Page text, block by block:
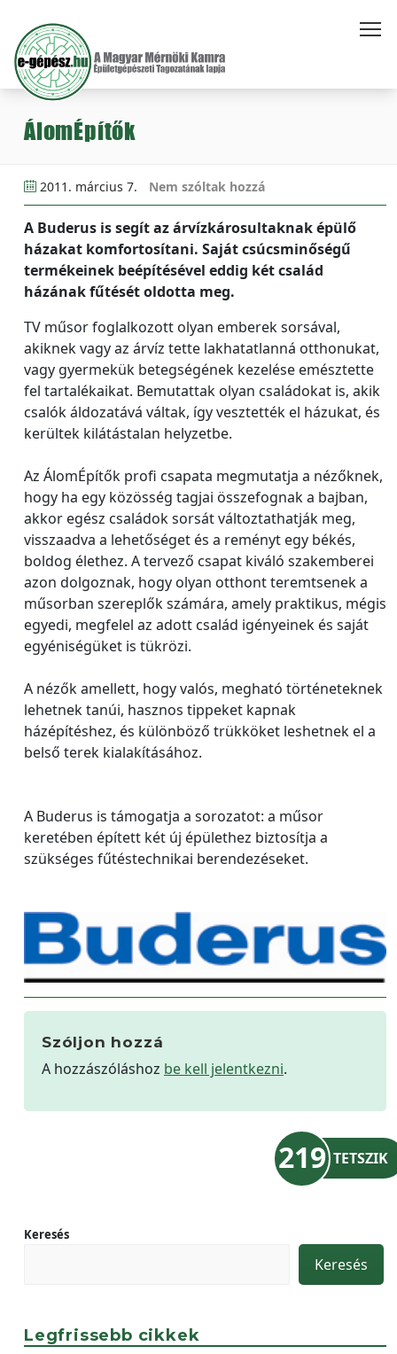
ÁlomÉpítők
2011. március 7. Nem szóltak hozzá
A Buderus is segít az árvízkárosultaknak épülő
házakat komfortosítani. Saját csúcsminőségű
termékeinek beépítésével eddig két család
házának fűtését oldotta meg.
TV műsor foglalkozott olyan emberek sorsával,
akiknek vagy az árvíz tette lakhatatlanná otthonukat,
vagy gyermekük betegségének kezelése emésztette
fel tartalékaikat. Bemutattak olyan családokat is, akik
csalók áldozatává váltak, így vesztették el házukat, és
kerültek kilátástalan helyzetbe.
Az ÁlomÉpítők profi csapata megmutatja a nézőknek,
hogy ha egy közösség tagjai összefognak a bajban,
akkor egész családok sorsát változtathatják meg,
visszaadva a lehetőséget és a reményt egy békés,
boldog élethez. A tervező csapat kiváló szakemberei
azon dolgoznak, hogy olyan otthont teremtsenek a
műsorban szereplők számára, amely praktikus, mégis
egyedi, megfelel az adott család igényeinek és saját
egyéniségüket is tükrözi.
A nézők amellett, hogy valós, megható történeteknek
lehetnek tanúi, hasznos tippeket kapnak
házépítéshez, és különböző trükköket leshetnek el a
belső terek kialakításához.
A Buderus is támogatja a sorozatot: a műsor
keretében épített két új épülethez biztosítja a
szükséges fűtéstechnikai berendezéseket.
Szóljon hozzá
A hozzászóláshoz be kell jelentkezni.
219 TETSZIK
Keresés
Keresés
Legfrissebb cikkek